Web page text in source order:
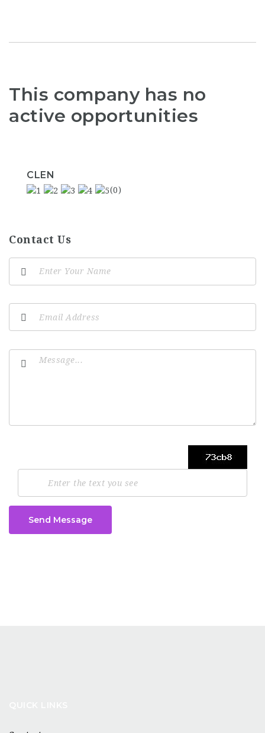
This company has no
active opportunities
CLEN
(0)
Contact Us
Send Message